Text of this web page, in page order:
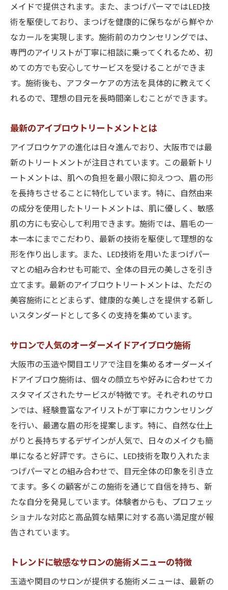
メイドで提供されます。また、まつげパーマではLED技
術を駆使しており、まつげを健康的に保ちながら鮮やか
なカールを実現します。施術前のカウンセリングでは、
専門のアイリストが丁寧に相談に乗ってくれるため、初
めての方でも安心してサービスを受けることができま
す。施術後も、アフターケアの方法を具体的に教えてく
れるので、理想の目元を長時間楽しむことができます。
最新のアイブロウトリートメントとは
アイブロウケアの進化は日々進んでおり、大阪市では最
新のトリートメントが注目されています。この最新トリ
ートメントは、肌への負担を最小限に抑えつつ、眉の形
を長持ちさせることに特化しています。特に、自然由来
の成分を使用したトリートメントは、肌に優しく、敏感
肌の方にも安心して利用できます。施術では、眉毛の一
本一本にまでこだわり、最新の技術を駆使して理想的な
形を作り出します。また、LED技術を用いたまつげパー
マとの組み合わせも可能で、全体の目元の美しさを引き
立てます。最新のアイブロウトリートメントは、ただの
美容施術にとどまらず、健康的な美しさを提供する新し
いスタンダードとして多くの支持を集めています。
サロンで人気のオーダーメイドアイブロウ施術
大阪市の玉造や関目エリアで注目を集めるオーダーメイ
ドアイブロウ施術は、個々の顔立ちや好みに合わせてカ
スタマイズされたサービスが特徴です。それぞれのサロ
ンでは、経験豊富なアイリストが丁寧にカウンセリング
を行い、最適な眉の形を提案します。特に、自然な仕上
がりと長持ちするデザインが人気で、日々のメイクも簡
単になると好評です。さらに、LED技術を取り入れたま
つげパーマとの組み合わせで、目元全体の印象を引き立
てます。多くの顧客がこの施術を通じて自信を持ち、新
たな自分を発見しています。体験者からも、プロフェッ
ショナルな対応と高品質な結果に対する高い満足度が報
告されています。
トレンドに敏感なサロンの施術メニューの特徴
玉造や関目のサロンが提供する施術メニューは、最新の